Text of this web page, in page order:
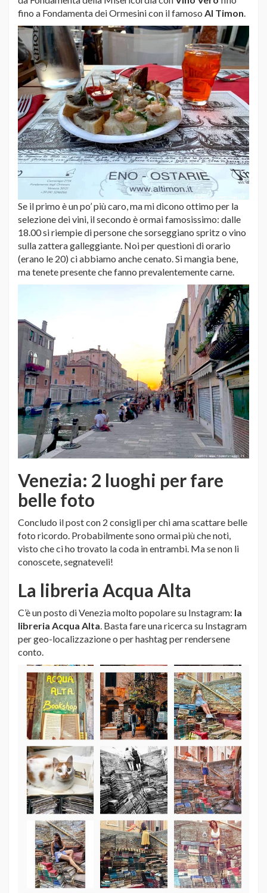
fino a Fondamenta dei Ormesini con il famoso Al Timon.
Se il primo è un po’ più caro, ma mi dicono ottimo per la
selezione dei vini, il secondo è ormai famosissimo: dalle
18.00 si riempie di persone che sorseggiano spritz o vino
sulla zattera galleggiante. Noi per questioni di orario
(erano le 20) ci abbiamo anche cenato. Si mangia bene,
ma tenete presente che fanno prevalentemente carne.
Venezia: 2 luoghi per fare
belle foto
Concludo il post con 2 consigli per chi ama scattare belle
foto ricordo. Probabilmente sono ormai più che noti,
visto che ci ho trovato la coda in entrambi. Ma se non li
conoscete, segnateveli!
La libreria Acqua Alta
C’è un posto di Venezia molto popolare su Instagram: la
libreria Acqua Alta. Basta fare una ricerca su Instagram
per geo-localizzazione o per hashtag per rendersene
conto.